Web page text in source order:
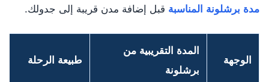
مدة برشلونة المناسبة قبل إضافة مدن قريبة إلى جدولك.
الوجهة
المدة التقريبية من
برشلونة
طبيعة الرحلة